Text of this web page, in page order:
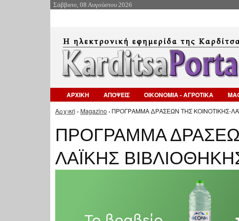
Σάββατο, 08 Αυγούστου 2026
ΑΡΧΙΚΗ ΑΠΟΨΕΙΣ ΟΙΚΟΝΟΜΙΑ - ΑΓΡΟΤΙΚΑ
Είστε εδώ
Αρχική › Magazino › ΠΡΟΓΡΑΜΜΑ ΔΡΑΣΕΩΝ ΤΗΣ ΚΟΙΝΟΤΙΚΗΣ-
ΠΡΟΓΡΑΜΜΑ
ΛΑΪΚΗΣ